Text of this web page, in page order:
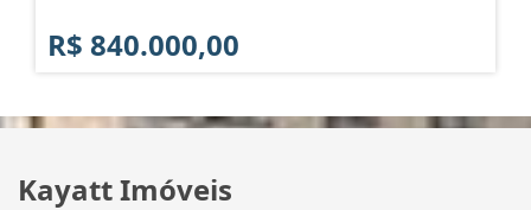
R$ 840.000,00
Kayatt Imóveis